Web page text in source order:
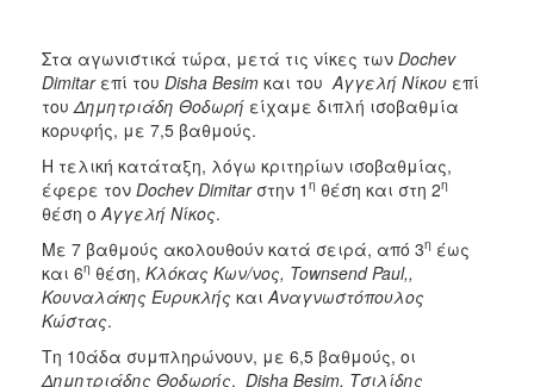
Στα αγωνιστικά τώρα, μετά τις νίκες των Dochev
Dimitarεπί του Disha Besim και του Αγγελή Νίκου επί
του Δημητριάδη Θοδωρή είχαμε διπλή ισοβαθμία
κορυφής, με 7,5 βαθμούς.
Η τελική κατάταξη, λόγω κριτηρίων ισοβαθμίας,
έφερε τον DochevDimitarστην 1 η θέση και στη 2η
θέση ο Αγγελή Νίκος.
Με 7 βαθμούς ακολουθούν κατά σειρά, από 3η έως
και 6η θέση, Κλόκας Κων/νος, TownsendPaul,,
Κουναλάκης Ευρυκλής και Αναγνωστόπουλος
Κώστας.
Τη 10άδα συμπληρώνουν, με 6,5 βαθμούς, οι
Δημητριάδης Θοδωρής, Disha Besim, Τσιλίδης